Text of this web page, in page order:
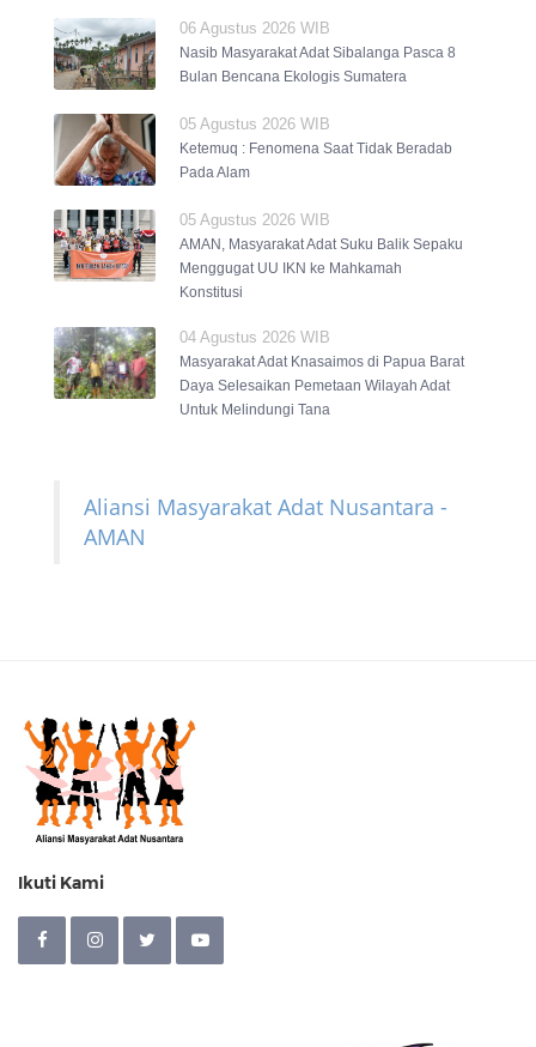
06 Agustus 2026 WIB
Nasib Masyarakat Adat Sibalanga Pasca 8
Bulan Bencana Ekologis Sumatera
05 Agustus 2026 WIB
Ketemuq : Fenomena Saat Tidak Beradab
Pada Alam
05 Agustus 2026 WIB
AMAN, Masyarakat Adat Suku Balik Sepaku
Menggugat UU IKN ke Mahkamah
Konstitusi
04 Agustus 2026 WIB
Masyarakat Adat Knasaimos di Papua Barat
Daya Selesaikan Pemetaan Wilayah Adat
Untuk Melindungi Tana
Aliansi Masyarakat Adat Nusantara -
AMAN
Ikuti Kami